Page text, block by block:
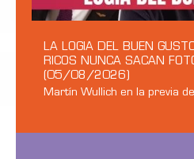
LA LOGIA DEL BUEN
RICOS NUNCA SACAN
(05/08/2026)
Martín Wullich en la previa